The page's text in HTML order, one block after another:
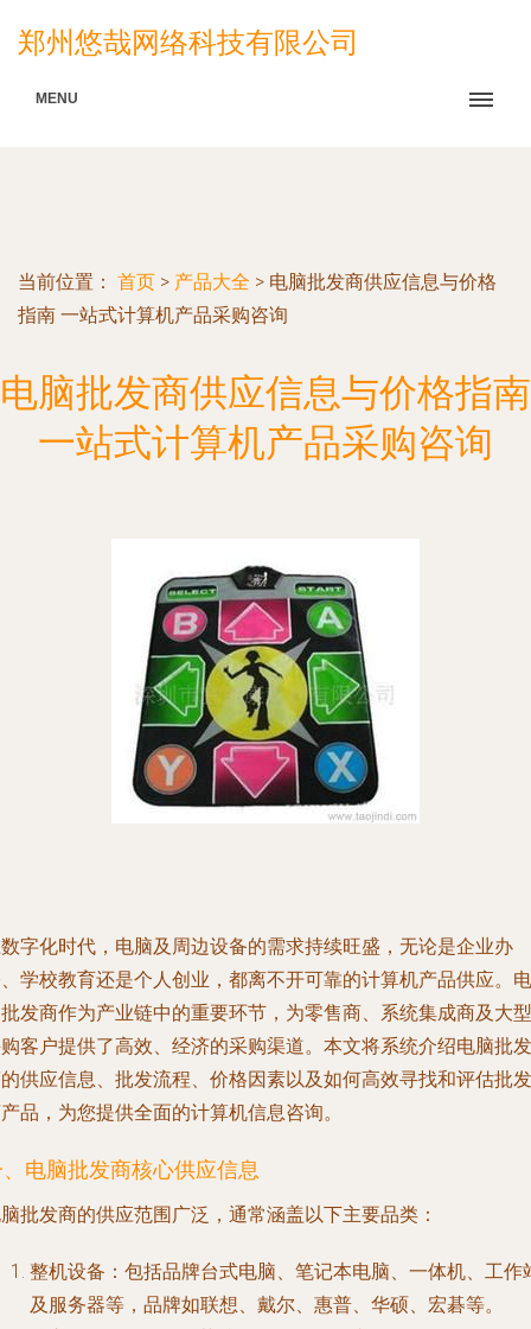
郑州悠哉网络科技有限公司
MENU
当前位置： 首页 > 产品大全 > 电脑批发商供应信息与价格
指南 一站式计算机产品采购咨询
电脑批发商供应信息与价格指南
一站式计算机产品采购咨询
字化时代，电脑及周边设备的需求持续旺盛，无论是企业办
学校教育还是个人创业，都离不开可靠的计算机产品供应。电
发商作为产业链中的重要环节，为零售商、系统集成商及大型
客户提供了高效、经济的采购渠道。本文将系统介绍电脑批发
供应信息、批发流程、价格因素以及如何高效寻找和评估批发
品，为您提供全面的计算机信息咨询。
电脑批发商核心供应信息
批发商的供应范围广泛，通常涵盖以下主要品类：
整机设备 ：包括品牌台式电脑、笔记本电脑、一体机、工作
及服务器等，品牌如联想、戴尔、惠普、华硕、宏碁等。